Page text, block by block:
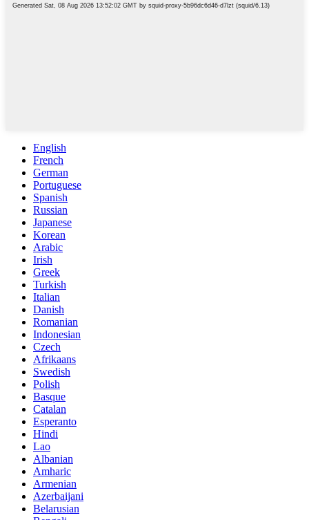
English
French
German
Portuguese
Spanish
Russian
Japanese
Korean
Arabic
Irish
Greek
Turkish
Italian
Danish
Romanian
Indonesian
Czech
Afrikaans
Swedish
Polish
Basque
Catalan
Esperanto
Hindi
Lao
Albanian
Amharic
Armenian
Azerbaijani
Belarusian